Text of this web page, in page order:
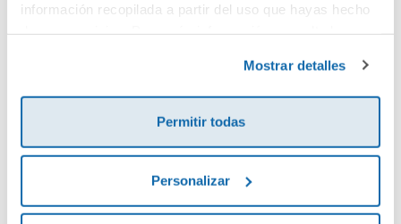
información recopilada a partir del uso que hayas hecho
Mostrar detalles
Permitir todas
Personalizar
Cuéntanos tu opinión
Debes iniciar sesión para poder valorarlo